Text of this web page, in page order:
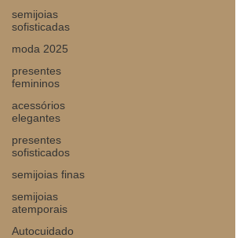
semijoias
sofisticadas
moda 2025
presentes
femininos
acessórios
elegantes
presentes
sofisticados
semijoias finas
semijoias
atemporais
Autocuidado